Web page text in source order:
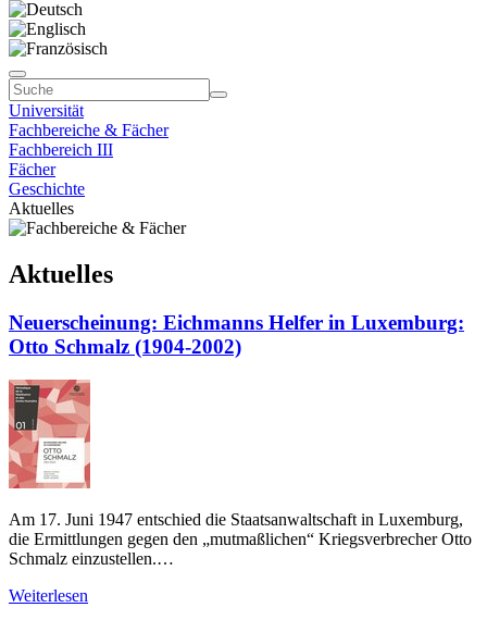
Universität
Fachbereiche & Fächer
Fachbereich III
Fächer
Geschichte
Aktuelles
Aktuelles
Neuerscheinung: Eichmanns Helfer in Luxemburg:
Otto Schmalz (1904-2002)
Am 17. Juni 1947 entschied die Staatsanwaltschaft in Luxemburg,
die Ermittlungen gegen den „mutmaßlichen“ Kriegsverbrecher Otto
Schmalz einzustellen.…
Weiterlesen